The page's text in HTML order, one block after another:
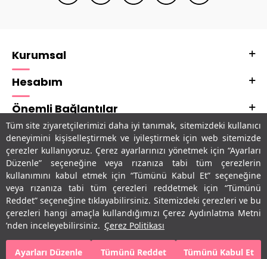
Tüm site ziyaretçilerimizi daha iyi tanımak, sitemizdeki kullanıcı
deneyimini kişiselleştirmek ve iyileştirmek için web sitemizde
çerezler kullanıyoruz. Çerez ayarlarınızı yönetmek için “Ayarları
Düzenle” seçeneğine veya rızanıza tabi tüm çerezlerin
kullanımını kabul etmek için “Tümünü Kabul Et” seçeneğine
veya rızanıza tabi tüm çerezleri reddetmek için “Tümünü
Reddet” seçeneğine tıklayabilirsiniz. Sitemizdeki çerezleri ve bu
çerezleri hangi amaçla kullandığımızı Çerez Aydınlatma Metni
’nden inceleyebilirsiniz. Çerez Politikası
Ayarları Düzenle Tümünü Reddet Tümünü Kabul Et
Kurumsal
Hesabım
Önemli Bağlantılar
Adres & İletişim
Uygulamalarımız